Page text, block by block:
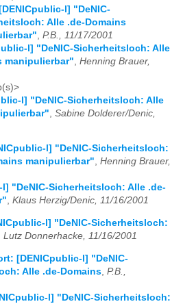
l] "DeNIC-
Alle .de-Domains
P.B., 11/17/2001
l] "DeNIC-Sicherheitsloch: Alle
manipulierbar" Henning Brauer,
l] "DeNIC-Sicherheitsloch: Alle
Sabine Dolderer/Denic,
l] "DeNIC-Sicherheitsloch:
manipulierbar", Henning Brauer,
"DeNIC-Sicherheitsloch: Alle .de-
, Klaus Herzig/Denic, 11/16/2001
l] "DeNIC-Sicherheitsloch:
Lutz Donnerhacke, 11/16/2001
[DENICpublic-l] "DeNIC-
Alle .de-Domains P.B.,
l] "DeNIC-Sicherheitsloch: